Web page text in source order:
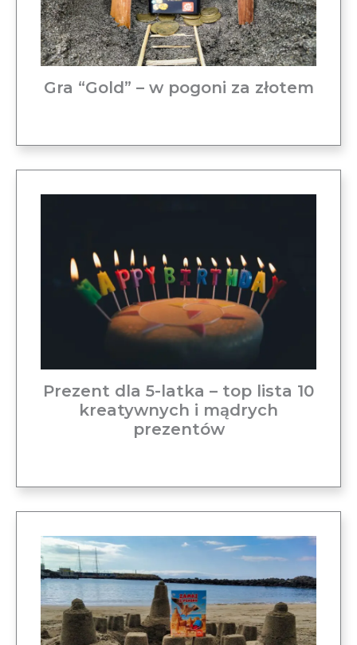
Gra “Gold” – w pogoni za złotem
Prezent dla 5-latka – top lista 10
kreatywnych i mądrych
prezentów